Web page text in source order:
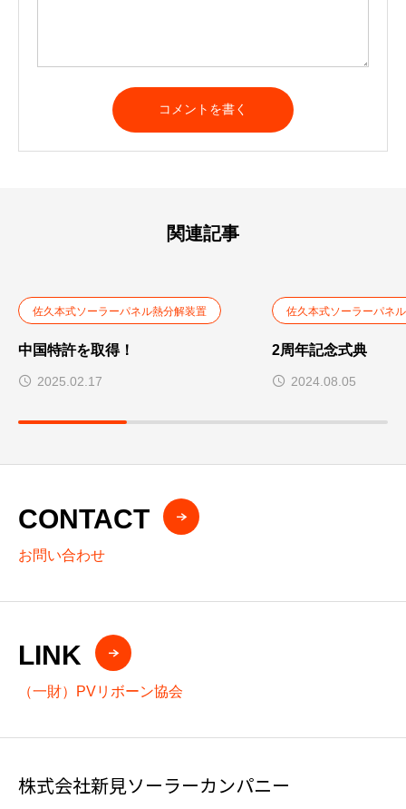
l
関連記事
佐久本式ソーラーパネル熱分解装置
中国特許を取得！
2025.02.17
佐久本式ソーラーパネ
2周年記念式典
2024.08.05
CONTACT
お問い合わせ
LINK
（一財）PVリボーン協会
株式会社新見ソーラーカンパニー